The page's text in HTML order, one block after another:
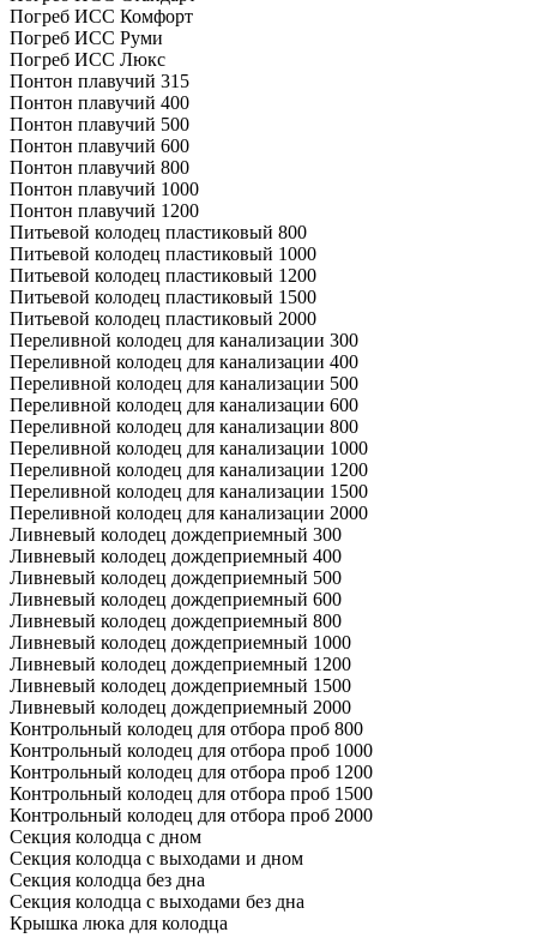
Погреб ИСС Комфорт
Погреб ИСС Руми
Погреб ИСС Люкс
Понтон плавучий 315
Понтон плавучий 400
Понтон плавучий 500
Понтон плавучий 600
Понтон плавучий 800
Понтон плавучий 1000
Понтон плавучий 1200
Питьевой колодец пластиковый 800
Питьевой колодец пластиковый 1000
Питьевой колодец пластиковый 1200
Питьевой колодец пластиковый 1500
Питьевой колодец пластиковый 2000
Переливной колодец для канализации 300
Переливной колодец для канализации 400
Переливной колодец для канализации 500
Переливной колодец для канализации 600
Переливной колодец для канализации 800
Переливной колодец для канализации 1000
Переливной колодец для канализации 1200
Переливной колодец для канализации 1500
Переливной колодец для канализации 2000
Ливневый колодец дождеприемный 300
Ливневый колодец дождеприемный 400
Ливневый колодец дождеприемный 500
Ливневый колодец дождеприемный 600
Ливневый колодец дождеприемный 800
Ливневый колодец дождеприемный 1000
Ливневый колодец дождеприемный 1200
Ливневый колодец дождеприемный 1500
Ливневый колодец дождеприемный 2000
Контрольный колодец для отбора проб 800
Контрольный колодец для отбора проб 1000
Контрольный колодец для отбора проб 1200
Контрольный колодец для отбора проб 1500
Контрольный колодец для отбора проб 2000
Секция колодца с дном
Секция колодца с выходами и дном
Секция колодца без дна
Секция колодца с выходами без дна
Крышка люка для колодца